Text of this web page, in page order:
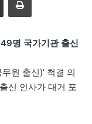
명 국가기관 출신
원 출신)’ 척결 의
신 인사가 대거 포